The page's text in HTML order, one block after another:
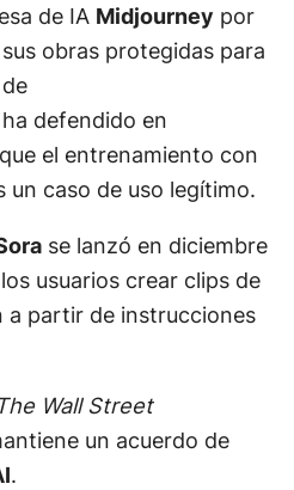
de IA Midjourney por
obras protegidas para
ha defendido en
el entrenamiento con
caso de uso legítimo.
se lanzó en diciembre
usuarios crear clips de
a partir de instrucciones
The Wall Street
un acuerdo de
.